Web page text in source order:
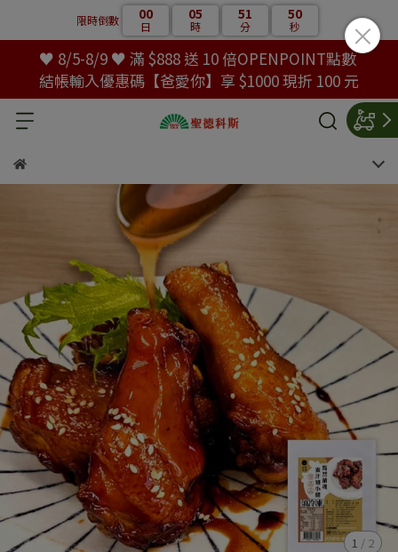
限時倒數 00
日
05
時
51
分
49
秒
♥ 8/5-8/9 ♥ 滿 $888 送 10 倍OPENPOINT點數
結帳輸入優惠碼【爸愛你】享 $1000 現折 100 元
1 / 2